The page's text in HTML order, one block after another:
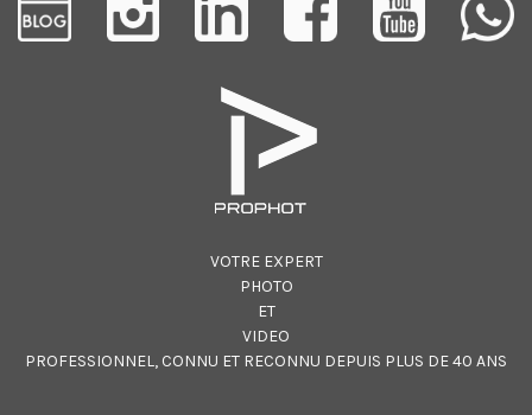
VOTRE EXPERT
PHOTO
ET
VIDEO
PROFESSIONNEL, CONNU ET RECONNU DEPUIS PLUS DE 40 ANS